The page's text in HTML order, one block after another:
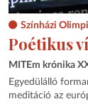
Színházi
Poétikus
MITEm krónika
Egyedülálló
meditáció az